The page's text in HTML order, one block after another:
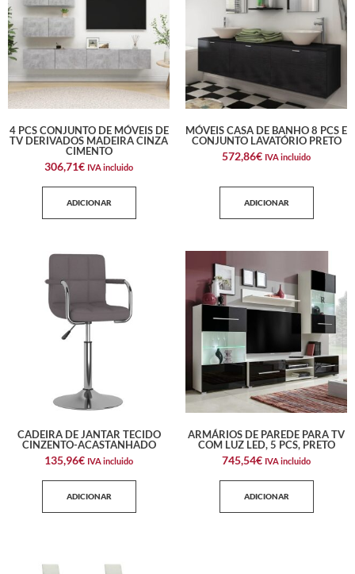
4 PCS CONJUNTO DE MÓVEIS DE
TV DERIVADOS MADEIRA CINZA
CIMENTO
306,71€ IVA incluido
ADICIONAR
MÓVEIS CASA DE BANHO 8 PCS E
CONJUNTO LAVATÓRIO PRETO
572,86€ IVA incluido
ADICIONAR
CADEIRA DE JANTAR TECIDO
CINZENTO-ACASTANHADO
135,96€ IVA incluido
ADICIONAR
ARMÁRIOS DE PAREDE PARA TV
COM LUZ LED, 5 PCS, PRETO
745,54€ IVA incluido
ADICIONAR